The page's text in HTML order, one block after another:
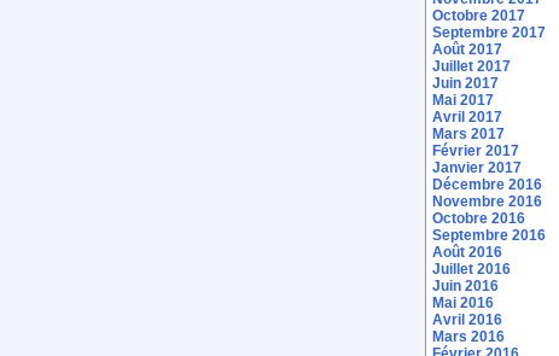
Octobre 2017
Septembre 2017
Août 2017
Juillet 2017
Juin 2017
Mai 2017
Avril 2017
Mars 2017
Février 2017
Janvier 2017
Décembre 2016
Novembre 2016
Octobre 2016
Septembre 2016
Août 2016
Juillet 2016
Juin 2016
Mai 2016
Avril 2016
Mars 2016